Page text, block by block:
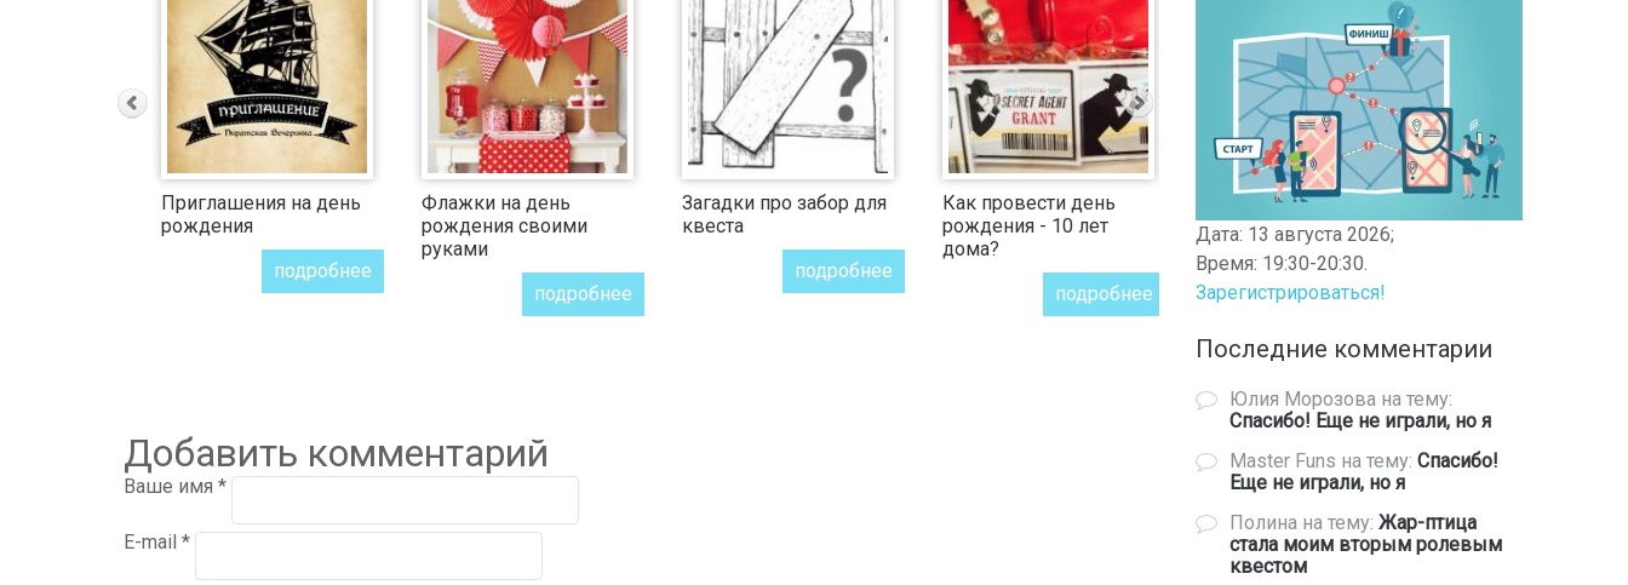
Приглашения на день
рождения
подробнее
Флажки на день
рождения своими
руками
подробнее
Загадки про забор для
квеста
подробнее
Как провести день
рождения - 10 лет
дома?
подробнее
Добавить комментарий
Ваше имя *
E-mail *
Дата: 13 августа 2026;
Время: 19:30-20:30.
Зарегистрироваться!
Последние комментарии
Юлия Морозова на тему:
Спасибо! Еще не играли, но я
Master Funs на тему: Спасибо!
Еще не играли, но я
Полина на тему: Жар-птица
стала моим вторым ролевым
квестом